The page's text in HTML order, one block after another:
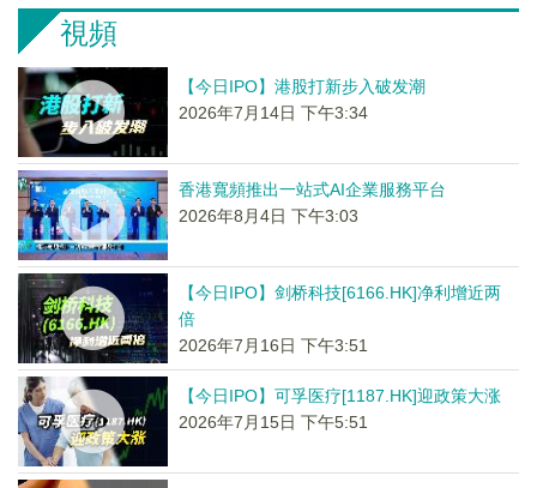
視頻
【今日IPO】港股打新步入破发潮
2026年7月14日 下午3:34
香港寬頻推出一站式AI企業服務平台
2026年8月4日 下午3:03
【今日IPO】剑桥科技[6166.HK]净利增近两
倍
2026年7月16日 下午3:51
【今日IPO】可孚医疗[1187.HK]迎政策大涨
2026年7月15日 下午5:51